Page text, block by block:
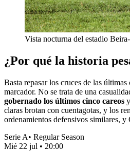
Vista nocturna del estadio
¿Por qué la historia
Basta repasar los cruces de las
marcador. No se trata de una
gobernado los últimos cinco careos
claras brotan con cuentagotas, y los
ordenamientos defensivos similares,
Serie A• Regular Season
Mié 22 jul • 20:00